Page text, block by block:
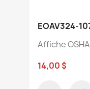
EOAV324-
Affiche
14,00 $